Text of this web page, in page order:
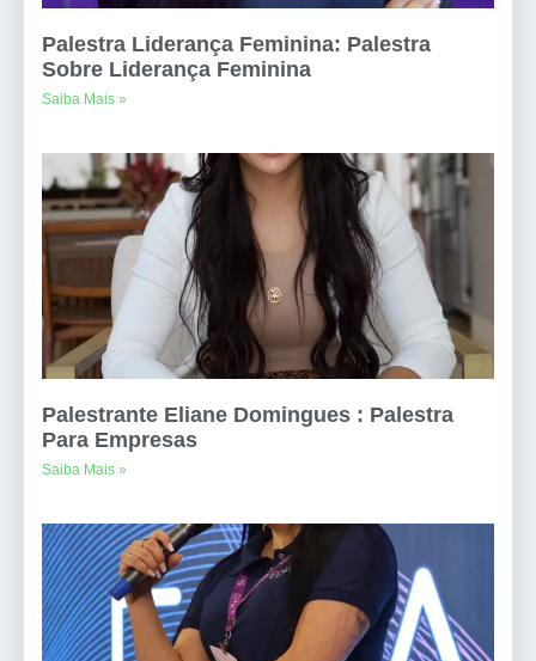
Palestra Liderança Feminina: Palestra
Sobre Liderança Feminina
Saiba Mais »
Palestrante Eliane Domingues : Palestra
Para Empresas
Saiba Mais »